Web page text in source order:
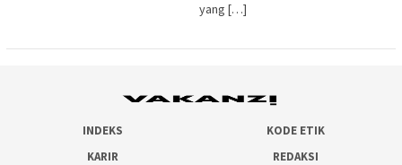
yang […]
INDEKS
KODE ETIK
KARIR
REDAKSI